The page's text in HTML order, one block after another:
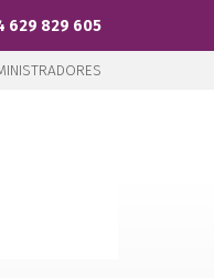
629 829 605